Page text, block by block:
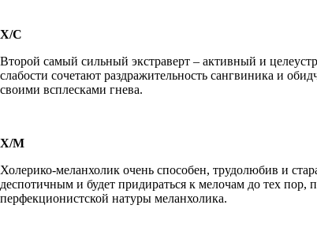
Х/С
Второй самый сильный экстраверт – активный и
слабости сочетают раздражительность сангвиника и
своими всплесками гнева.
Х/М
Холерико-меланхолик очень способен, трудолюбив и
деспотичным и будет придираться к мелочам до тех пор,
перфекционистской натуры меланхолика.